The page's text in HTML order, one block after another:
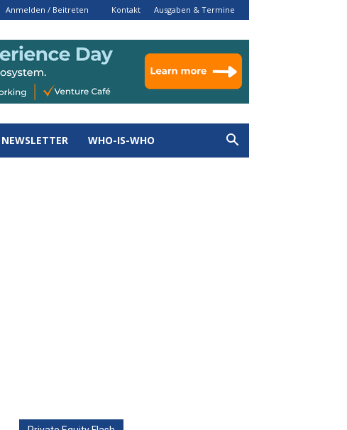
Anmelden / Beitreten Kontakt Ausgaben & Termine
NEWSLETTER WHO-IS-WHO